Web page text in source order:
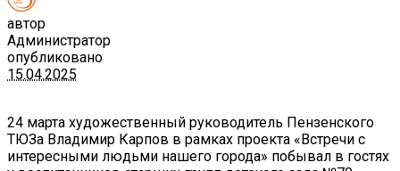
автор
Администратор
опубликовано
15.04.2025
24 марта художественный руководитель Пензенского
ТЮЗа Владимир Карпов в рамках проекта «Встречи с
интересными людьми нашего города» побывал в гостях